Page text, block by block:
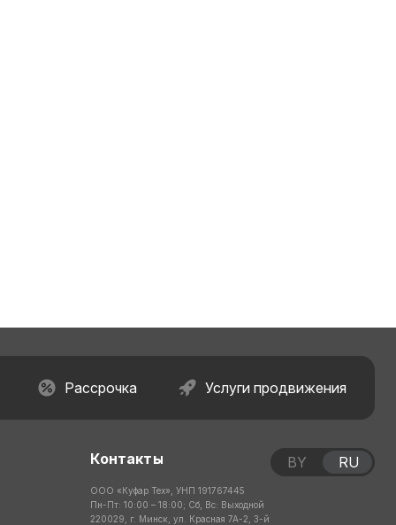
Рассрочка Услуги продвижения
Контакты
ООО «Куфар Тех», УНП 191767445
Пн-Пт: 10:00 – 18:00; Сб, Вс: Выходной
220029, г. Минск, ул. Красная 7А-2, 3-й
BY RU